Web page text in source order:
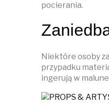
pocierania.
Niektóre osoby
przypadku
ingerują w